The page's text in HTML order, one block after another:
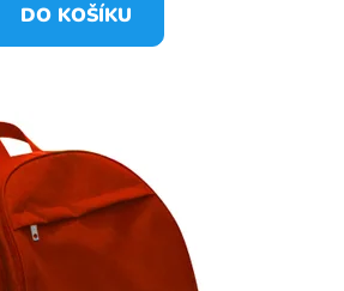
DO KOŠÍKU